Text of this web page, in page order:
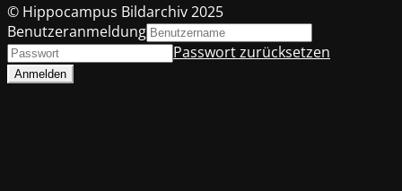
© Hippocampus Bildarchiv 2025
Benutzeranmeldung
Passwort zurücksetzen